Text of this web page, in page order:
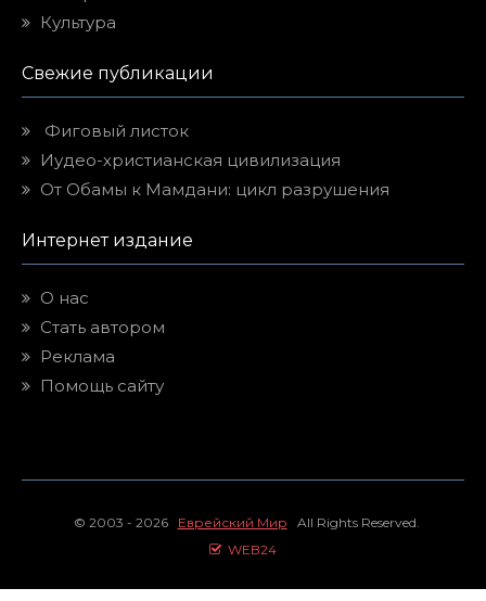
Культура
Свежие публикации
Фиговый листок
Иудео-христианская цивилизация
От Обамы к Мамдани: цикл разрушения
Интернет издание
О нас
Стать автором
Реклама
Помощь сайту
© 2003 - 2026 Еврейский Мир All Rights Reserved.
WEB24